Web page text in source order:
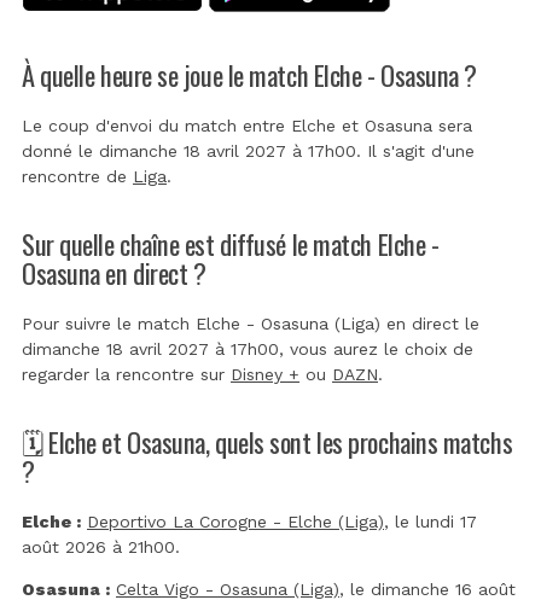
À quelle heure se joue le match Elche - Osasuna ?
Le coup d'envoi du match entre Elche et Osasuna sera
donné le dimanche 18 avril 2027 à 17h00. Il s'agit d'une
rencontre de Liga.
Sur quelle chaîne est diffusé le match Elche -
Osasuna en direct ?
Pour suivre le match Elche - Osasuna (Liga) en direct le
dimanche 18 avril 2027 à 17h00, vous aurez le choix de
regarder la rencontre sur Disney + ou DAZN.
🗓️ Elche et Osasuna, quels sont les prochains matchs
?
Elche : Deportivo La Corogne - Elche (Liga), le lundi 17
août 2026 à 21h00.
Osasuna : Celta Vigo - Osasuna (Liga), le dimanche 16 août